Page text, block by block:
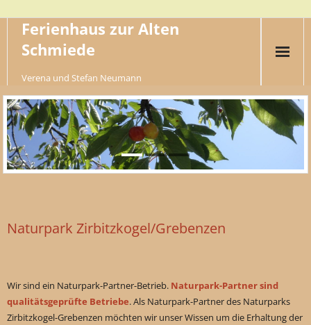
Ferienhaus zur Alten
Schmiede
Verena und Stefan Neumann
Sommer
Winter
Wandern
Bauernhof
Preise
Verfügbarkeit
Naturpark Zirbitzkogel/Grebenzen
Wir sind ein Naturpark-Partner-Betrieb. Naturpark-Partner sind
qualitätsgeprüfte Betriebe. Als Naturpark-Partner des Naturparks
Zirbitzkogel-Grebenzen möchten wir unser Wissen um die Erhaltung der